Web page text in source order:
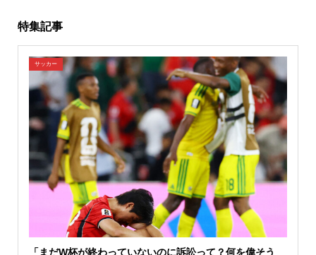
特集記事
サッカー
「まだW杯が終わっていないのに訴訟って？何を偉そう